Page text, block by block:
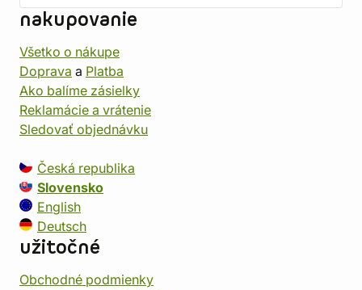
nakupovanie
Všetko o nákupe
Doprava a Platba
Ako balíme zásielky
Reklamácie a vrátenie
Sledovať objednávku
Česká republika
Slovensko
English
Deutsch
užitočné
Obchodné podmienky